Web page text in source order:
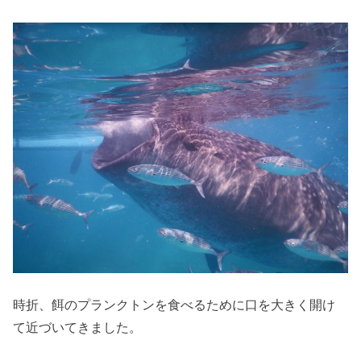
時折、餌のプランクトンを食べるために口を大きく開け
て近づいてきました。